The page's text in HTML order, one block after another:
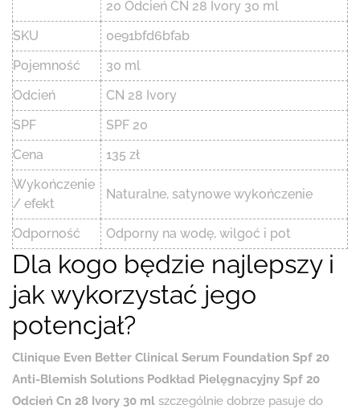
20 Odcień CN 28 Ivory 30 ml
SKU
0e91bfd6bfab
Pojemność
30 ml
Odcień
CN 28 Ivory
SPF
SPF 20
Cena
135 zł
Wykończenie
/ efekt
Naturalne, satynowe wykończenie
Odporność Odporny na wodę, wilgoć i pot
Dla kogo będzie najlepszy i
jak wykorzystać jego
potencjał?
Clinique Even Better Clinical Serum Foundation Spf 20
Anti-Blemish Solutions Podkład Pielęgnacyjny Spf 20
Odcień Cn 28 Ivory 30 ml szczególnie dobrze pasuje do